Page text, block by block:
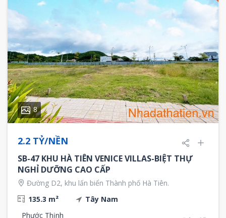
8
2.2 TỶ/NỀN
SB-47 KHU HÀ TIÊN VENICE VILLAS-BIỆT THỰ
NGHỈ DƯỠNG CAO CẤP
Đường D2, khu lấn biển Thành phố Hà Tiên.
135.3 m²
Tây Nam
Phước Thịnh